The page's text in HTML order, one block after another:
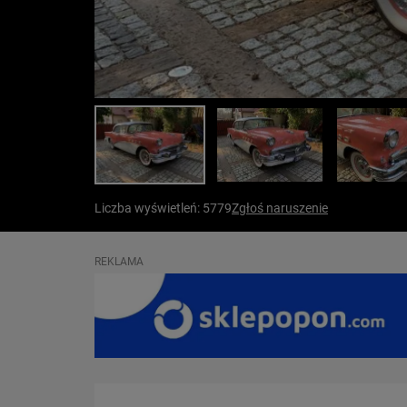
Liczba wyświetleń: 5779Zgłoś naruszenie
REKLAMA